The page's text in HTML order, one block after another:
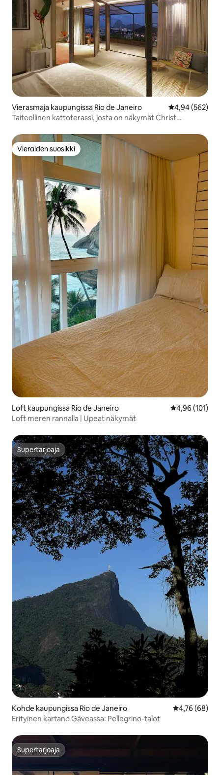
Vierasmaja kaupungissa Rio de Janeiro
4,94 (562)
Taiteellinen kattoterassi, josta on näkymät Christ
Vieraiden suosikki
Vieraiden suosikki
Loft kaupungissa Rio de Janeiro
4,96 (101)
Loft meren rannalla | Upeat näkymät
Supertarjoaja
Supertarjoaja
Kohde kaupungissa Rio de Janeiro
4,76 (68)
Erityinen kartano Gáveassa: Pellegrino-talot
Supertarjoaja
Supertarjoaja